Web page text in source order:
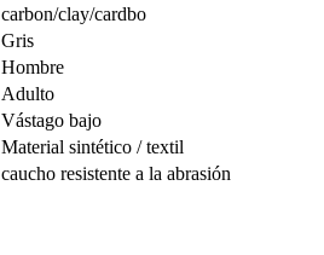
carbon/clay/cardbo
Gris
Hombre
Adulto
Vástago bajo
Material sintético / textil
caucho resistente a la abrasión